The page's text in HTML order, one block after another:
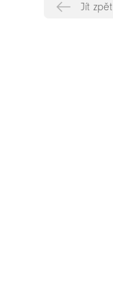
Jít zpět